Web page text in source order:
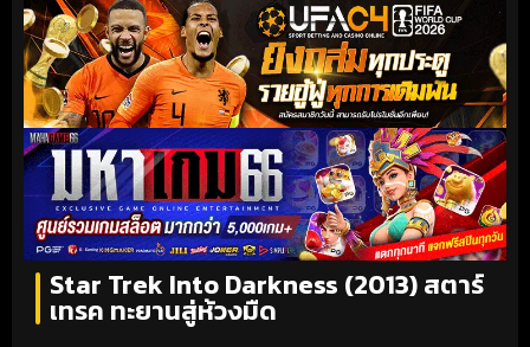
Star Trek Into Darkness (2013) สตาร์
เทรค ทะยานสู่ห้วงมืด